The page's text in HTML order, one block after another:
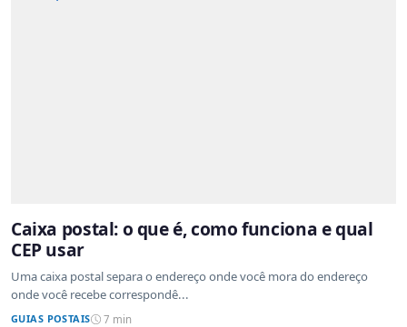
Caixa postal: o que é, como funciona e qual
CEP usar
Uma caixa postal separa o endereço onde você mora do endereço
onde você recebe correspondê...
GUIAS POSTAIS 7 min